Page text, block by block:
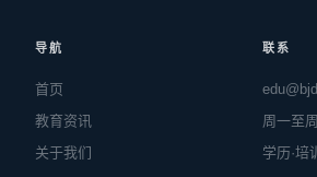
导航
首页
教育资讯
关于我们
联系
周一至
学历·培